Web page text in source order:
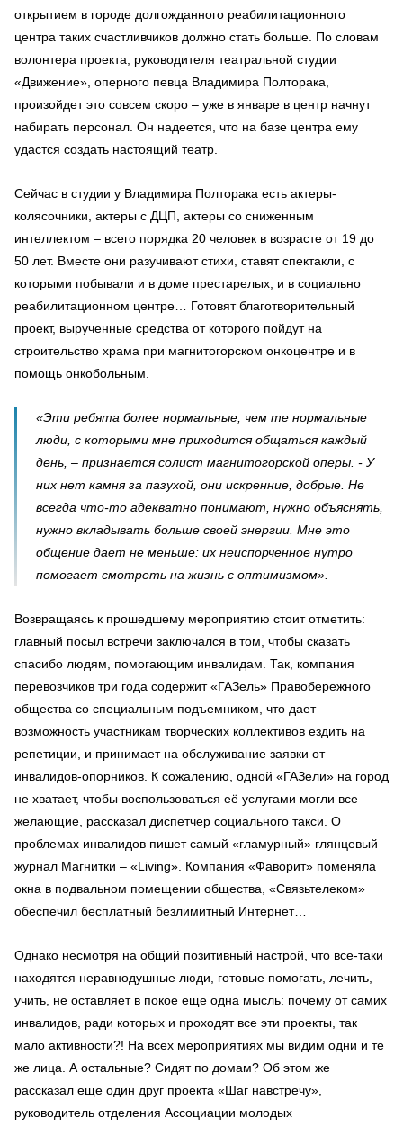
открытием в городе долгожданного реабилитационного
центра таких счастливчиков должно стать больше. По словам
волонтера проекта, руководителя театральной студии
«Движение», оперного певца Владимира Полторака,
произойдет это совсем скоро – уже в январе в центр начнут
набирать персонал. Он надеется, что на базе центра ему
удастся создать настоящий театр.
Сейчас в студии у Владимира Полторака есть актеры-
колясочники, актеры с ДЦП, актеры со сниженным
интеллектом – всего порядка 20 человек в возрасте от 19 до
50 лет. Вместе они разучивают стихи, ставят спектакли, с
которыми побывали и в доме престарелых, и в социально
реабилитационном центре… Готовят благотворительный
проект, вырученные средства от которого пойдут на
строительство храма при магнитогорском онкоцентре и в
помощь онкобольным.
«Эти ребята более нормальные, чем те нормальные
люди, с которыми мне приходится общаться каждый
день, – признается солист магнитогорской оперы. - У
них нет камня за пазухой, они искренние, добрые. Не
всегда что-то адекватно понимают, нужно объяснять,
нужно вкладывать больше своей энергии. Мне это
общение дает не меньше: их неиспорченное нутро
помогает смотреть на жизнь с оптимизмом».
Возвращаясь к прошедшему мероприятию стоит отметить:
главный посыл встречи заключался в том, чтобы сказать
спасибо людям, помогающим инвалидам. Так, компания
перевозчиков три года содержит «ГАЗель» Правобережного
общества со специальным подъемником, что дает
возможность участникам творческих коллективов ездить на
репетиции, и принимает на обслуживание заявки от
инвалидов-опорников. К сожалению, одной «ГАЗели» на город
не хватает, чтобы воспользоваться её услугами могли все
желающие, рассказал диспетчер социального такси. О
проблемах инвалидов пишет самый «гламурный» глянцевый
журнал Магнитки – «Living». Компания «Фаворит» поменяла
окна в подвальном помещении общества, «Связьтелеком»
обеспечил бесплатный безлимитный Интернет…
Однако несмотря на общий позитивный настрой, что все-таки
находятся неравнодушные люди, готовые помогать, лечить,
учить, не оставляет в покое еще одна мысль: почему от самих
инвалидов, ради которых и проходят все эти проекты, так
мало активности?! На всех мероприятиях мы видим одни и те
же лица. А остальные? Сидят по домам? Об этом же
рассказал еще один друг проекта «Шаг навстречу»,
руководитель отделения Ассоциации молодых